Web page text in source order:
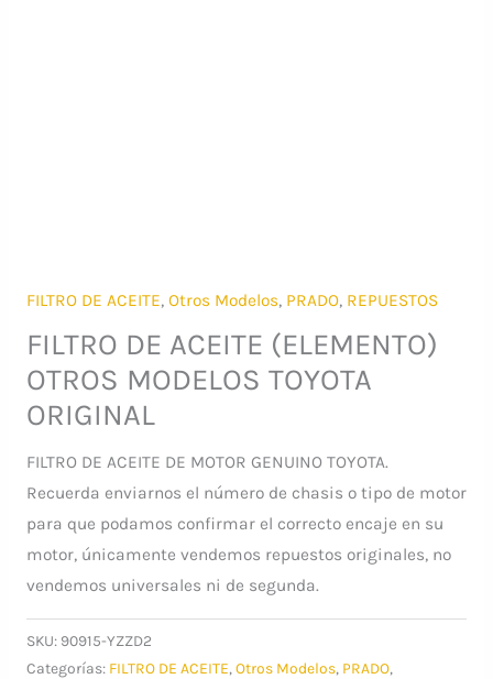
FILTRO DE ACEITE, Otros Modelos, PRADO, REPUESTOS
FILTRO DE ACEITE (ELEMENTO)
OTROS MODELOS TOYOTA
ORIGINAL
FILTRO DE ACEITE DE MOTOR GENUINO TOYOTA.
Recuerda enviarnos el número de chasis o tipo de motor
para que podamos confirmar el correcto encaje en su
motor, únicamente vendemos repuestos originales, no
vendemos universales ni de segunda.
SKU: 90915-YZZD2
Categorías: FILTRO DE ACEITE,Otros Modelos, PRADO,